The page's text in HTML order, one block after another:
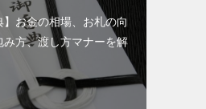
お金の相場、お札の向
み方、渡し方マナーを解